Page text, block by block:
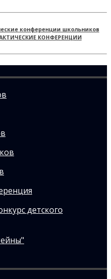
КОНФЕРЕНЦИИ
детского